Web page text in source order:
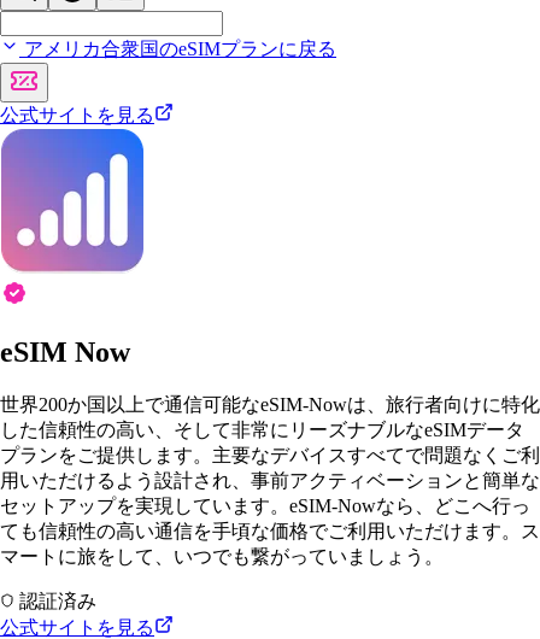
アメリカ合衆国のeSIMプランに戻る
公式サイトを見る
eSIM Now
世界200か国以上で通信可能なeSIM-Nowは、旅行者向けに特化
した信頼性の高い、そして非常にリーズナブルなeSIMデータ
プランをご提供します。主要なデバイスすべてで問題なくご利
用いただけるよう設計され、事前アクティベーションと簡単な
セットアップを実現しています。eSIM-Nowなら、どこへ行っ
ても信頼性の高い通信を手頃な価格でご利用いただけます。ス
マートに旅をして、いつでも繋がっていましょう。
認証済み
公式サイトを見る